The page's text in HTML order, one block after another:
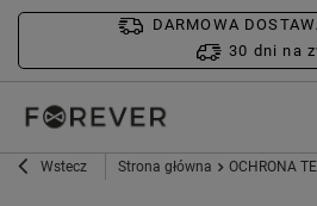
DARMOWA
30 dni na
Wstecz Strona główna OCHRONA